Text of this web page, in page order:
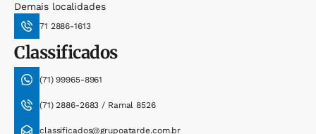
Demais localidades
71 2886-1613
Classificados
(71) 99965-8961
(71) 2886-2683 / Ramal 8526
classificados@grupoatarde.com.br